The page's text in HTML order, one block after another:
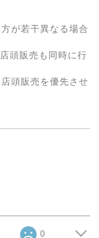
が若干異なる場合
頭販売も同時に行
頭販売を優先させ
0